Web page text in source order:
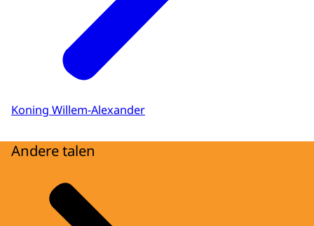
Koning Willem-Alexander
Andere talen